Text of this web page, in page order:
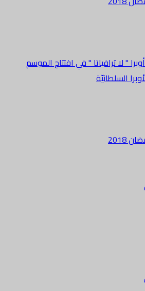
" لا ترافياتا " في افتتاح الموسم
السلطانيّة
2018